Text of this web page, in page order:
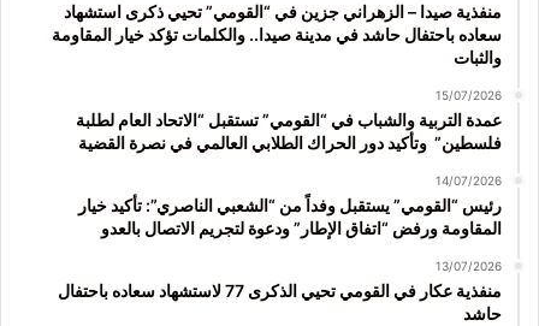
منفذية صيدا – الزهراني جزين في “القومي” تحيي ذكرى استشهاد
سعاده باحتفال حاشد في مدينة صيدا.. والكلمات تؤكد خيار المقاومة
والثبات
15/07/2026
عمدة التربية والشباب في “القومي” تستقبل “الاتحاد العام لطلبة
فلسطين” وتأكيد دور الحراك الطلابي العالمي في نصرة القضية
14/07/2026
رئيس “القومي” يستقبل وفداً من “الشعبي الناصري”: تأكيد خيار
المقاومة ورفض “اتفاق الإطار” ودعوة لتجريم الاتصال بالعدو
13/07/2026
منفذية عكار في القومي تحيي الذكرى 77 لاستشهاد سعاده باحتفال
حاشد